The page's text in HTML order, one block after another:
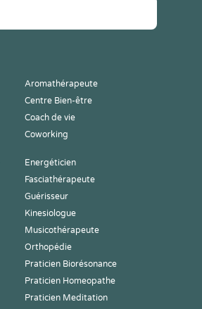
Aromathérapeute
Centre Bien-être
Coach de vie
Coworking
Energéticien
Fasciathérapeute
Guérisseur
Kinesiologue
Musicothérapeute
Orthopédie
Praticien Biorésonance
Praticien Homeopathe
Praticien Meditation